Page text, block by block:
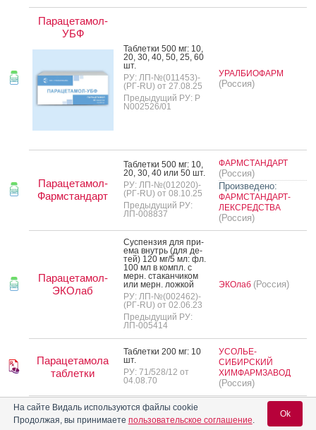
Парацетамол-
УБФ
Таб­летки 500 мг: 10,
20, 30, 40, 50, 25, 60
шт.
РУ: ЛП-№(011453)-
(РГ-RU) от 27.08.25
Предыдущий РУ: Р
N002526/01
УРАЛБИОФАРМ
(Россия)
Парацетамол-
Фармстандарт
Таб­летки 500 мг: 10,
20, 30, 40 или 50 шт.
РУ: ЛП-№(012020)-
(РГ-RU) от 08.10.25
Предыдущий РУ:
ЛП-008837
ФАРМСТАНДАРТ
(Россия)
Произведено:
ФАРМСТАНДАРТ-
ЛЕКСРЕДСТВА
(Россия)
Парацетамол-
ЭКОлаб
Сус­пензия для при­
ема внутрь (для де­
тей) 120 мг/5 мл: фл.
100 мл в компл. с
мерн. ста­кан­чи­ком
или мерн. лож­кой
РУ: ЛП-№(002462)-
(РГ-RU) от 02.06.23
Предыдущий РУ:
ЛП-005414
ЭКОлаб (Россия)
Парацетамола
таблетки
Таб­летки 200 мг: 10
шт.
РУ: 71/528/12 от
04.08.70
УСОЛЬЕ-
СИБИРСКИЙ
ХИМФАРМЗАВОД
(Россия)
Рас­твор для при­ема
мг/1 мл: фл. 90 мл в
На сайте Видаль используются файлы cookie
Продолжая, вы принимаете пользовательское соглашение.
Ok